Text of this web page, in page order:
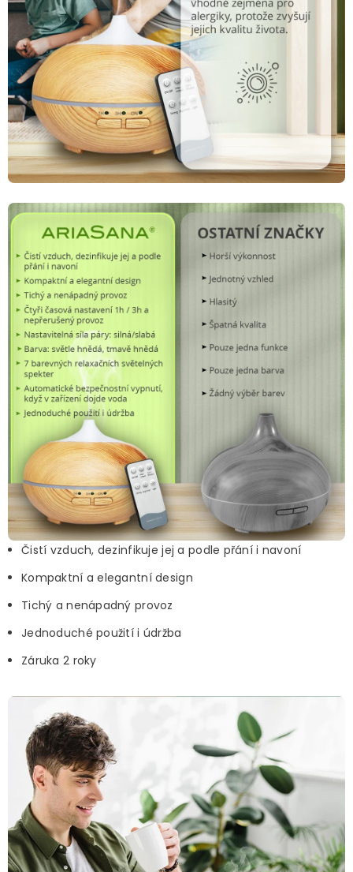
Čistí vzduch, dezinfikuje jej a podle přání i navoní
Kompaktní a elegantní design
Tichý a nenápadný provoz
Jednoduché použití i údržba
Záruka 2 roky